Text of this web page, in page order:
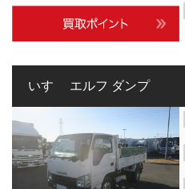
いすゞ エルフ ダンプ